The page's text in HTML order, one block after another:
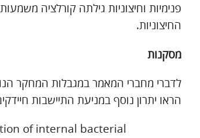
פנימיות וחיצוניות גילתה קורלציה
החיצוניות.
מסקנות
לדברי מחברי המאמר במגבלות המחקר
הראו יתרון נוסף במניעת התיישבות
of internal bacterial